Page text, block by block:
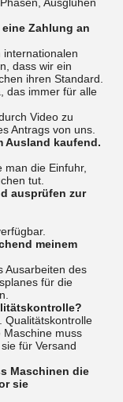
Zahlung an
dass wir ein
ihren Standard.
das immer für alle
Video zu
Antrags von uns.
Ausland kaufend.
die Einfuhr,
tut.
ausprüfen zur
meinem
Ausarbeiten des
für die
Qualitätskontrolle
Maschine muss
für Versand
Maschinen die
sie